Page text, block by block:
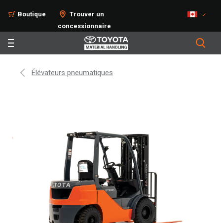
Boutique
Trouver un
concessionnaire
Élévateurs pneumatiques